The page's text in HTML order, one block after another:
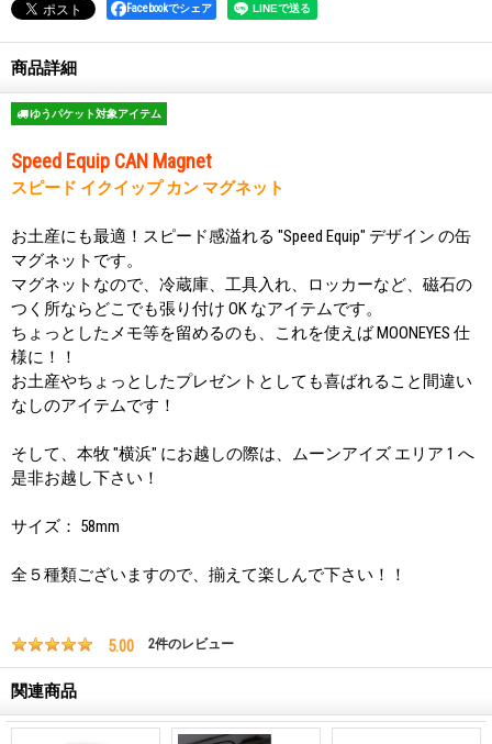
Facebookでシェア
商品詳細
ゆうパケット対象アイテム
Speed Equip CAN Magnet
スピード イクイップ カン マグネット
お土産にも最適！スピード感溢れる "Speed Equip" デザイン の缶
マグネットです。
マグネットなので、冷蔵庫、工具入れ、ロッカーなど、磁石の
つく所ならどこでも張り付け OK なアイテムです。
ちょっとしたメモ等を留めるのも、これを使えば MOONEYES 仕
様に！！
お土産やちょっとしたプレゼントとしても喜ばれること間違い
なしのアイテムです！
そして、本牧 "横浜" にお越しの際は、ムーンアイズ エリア 1 へ
是非お越し下さい！
サイズ： 58mm
全５種類ございますので、揃えて楽しんで下さい！！
5.00 2件のレビュー
関連商品